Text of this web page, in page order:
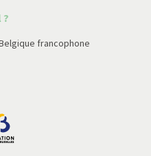
francophone